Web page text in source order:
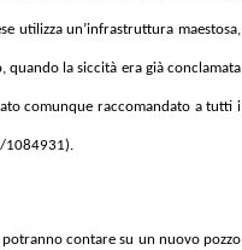
utilizza un’infrastruttura maestosa,
quando la siccità era già conclamata
comunque raccomandato a tutti i
1084931).
contare su un nuovo pozzo